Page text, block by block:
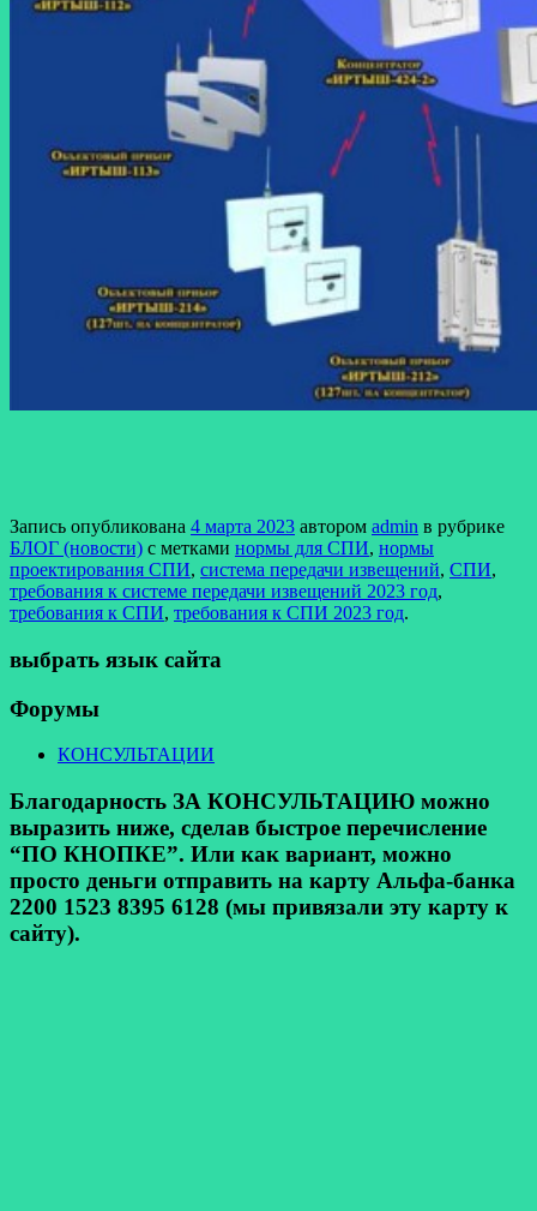
Запись опубликована 4 марта 2023 автором admin в рубрике
БЛОГ (новости) с метками нормы для СПИ, нормы
проектирования СПИ, система передачи извещений, СПИ,
требования к системе передачи извещений 2023 год,
требования к СПИ, требования к СПИ 2023 год.
выбрать язык сайта
Форумы
КОНСУЛЬТАЦИИ
Благодарность ЗА КОНСУЛЬТАЦИЮ можно
выразить ниже, сделав быстрое перечисление
“ПО КНОПКЕ”. Или как вариант, можно
просто деньги отправить на карту Альфа-банка
2200 1523 8395 6128 (мы привязали эту карту к
сайту).